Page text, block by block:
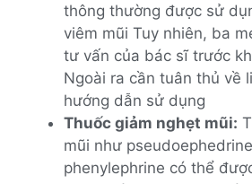
thông thường được sử
viêm mũi Tuy nhiên, ba
tư vấn của bác sĩ trước
Ngoài ra cần tuân thủ về
hướng dẫn sử dụng
Thuốc giảm nghẹt mũi:
mũi như
phenylephrine có thể